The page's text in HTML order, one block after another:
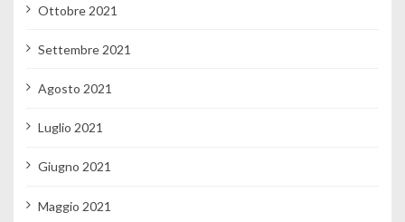
Ottobre 2021
Settembre 2021
Agosto 2021
Luglio 2021
Giugno 2021
Maggio 2021